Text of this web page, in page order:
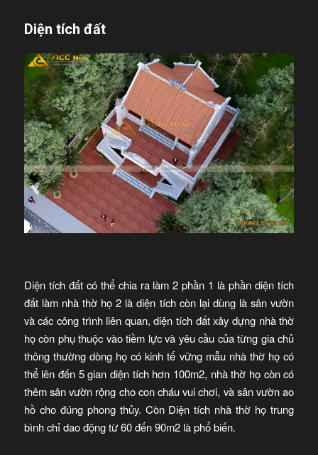
Diện tích đất
Diện tích đất có thể chia ra làm 2 phần 1 là phần diện tích
đất làm nhà thờ họ 2 là diện tích còn lại dùng là sân vườn
và các công trình liên quan, diện tích đất xây dựng nhà thờ
họ còn phụ thuộc vào tiềm lực và yêu cầu của từng gia chủ
thông thường dòng họ có kinh tế vững mẫu nhà thờ họ có
thể lên đến 5 gian diện tích hơn 100m2, nhà thờ họ còn có
thêm sân vườn rộng cho con cháu vui chơi, và sân vườn ao
hồ cho đúng phong thủy. Còn Diện tích nhà thờ họ trung
bình chỉ dao động từ 60 đến 90m2 là phổ biến.